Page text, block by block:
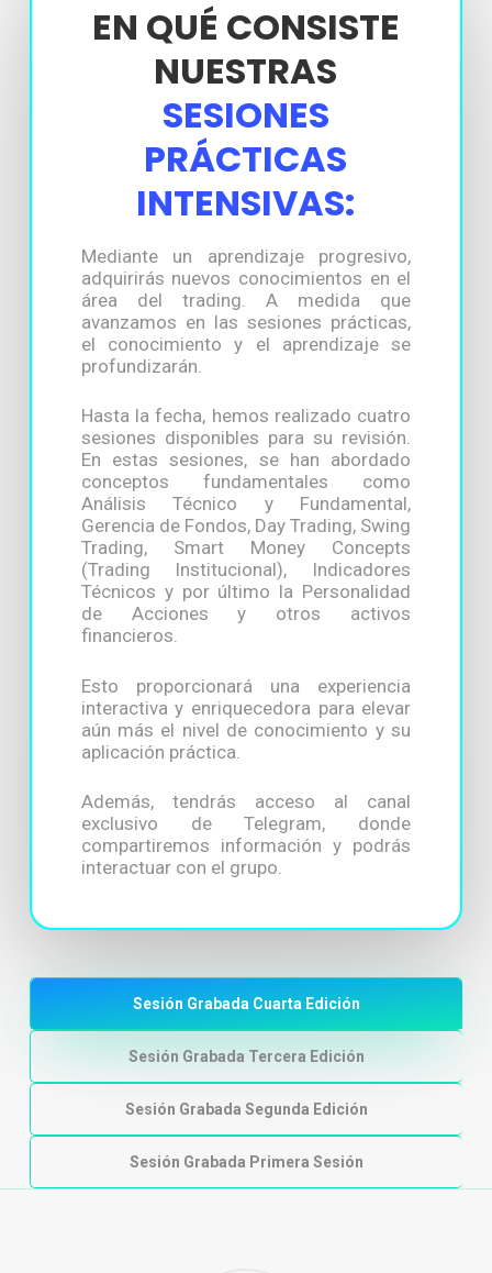
EN QUÉ CONSISTE
NUESTRAS
SESIONES
PRÁCTICAS
INTENSIVAS:
Mediante un aprendizaje progresivo,
adquirirás nuevos conocimientos en el
área del trading. A medida que
avanzamos en las sesiones prácticas,
el conocimiento y el aprendizaje se
profundizarán.
Hasta la fecha, hemos realizado cuatro
sesiones disponibles para su revisión.
En estas sesiones, se han abordado
conceptos fundamentales como
Análisis Técnico y Fundamental,
Gerencia de Fondos, Day Trading, Swing
Trading, Smart Money Concepts
(Trading Institucional), Indicadores
Técnicos y por último la Personalidad
de Acciones y otros activos
financieros.
Esto proporcionará una experiencia
interactiva y enriquecedora para elevar
aún más el nivel de conocimiento y su
aplicación práctica.
Además, tendrás acceso al canal
exclusivo de Telegram, donde
compartiremos información y podrás
interactuar con el grupo.
Sesión Grabada Cuarta Edición
Sesión Grabada Tercera Edición
Sesión Grabada Segunda Edición
Sesión Grabada Primera Sesión